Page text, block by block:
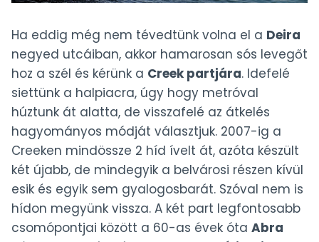
Ha eddig még nem tévedtünk volna el a Deira
negyed utcáiban, akkor hamarosan sós levegőt
hoz a szél és kérünk a Creek partjára. Idefelé
siettünk a halpiacra, úgy hogy metróval
húztunk át alatta, de visszafelé az átkelés
hagyományos módját választjuk. 2007-ig a
Creeken mindössze 2 híd ívelt át, azóta készült
két újabb, de mindegyik a belvárosi részen kívül
esik és egyik sem gyalogosbarát. Szóval nem is
hídon megyünk vissza. A két part legfontosabb
csomópontjai között a 60-as évek óta Abra